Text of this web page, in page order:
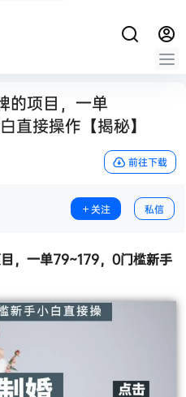
的项目，一单
直接操作【揭秘】
前往下载
关注 私信
，一单79~179，0门槛新手